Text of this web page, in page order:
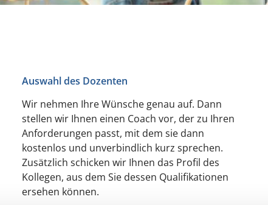
Auswahl des Dozenten
Wir nehmen Ihre Wünsche genau auf. Dann
stellen wir Ihnen einen Coach vor, der zu Ihren
Anforderungen passt, mit dem sie dann
kostenlos und unverbindlich kurz sprechen.
Zusätzlich schicken wir Ihnen das Profil des
Kollegen, aus dem Sie dessen Qualifikationen
ersehen können.